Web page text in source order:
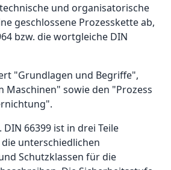
und organisatorische
geschlossene Prozesskette ab,
bzw. die wortgleiche DIN
"Grundlagen und Begriffe",
Maschinen" sowie den "Prozess
DIN 66399 ist in drei Teile
unterschiedlichen
Schutzklassen für die